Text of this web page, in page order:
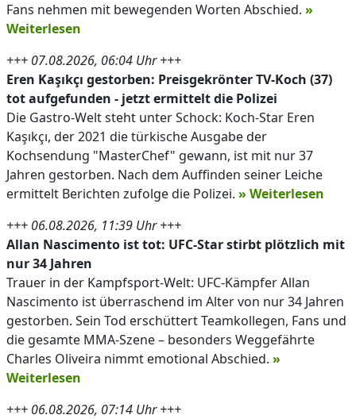
Fans nehmen mit bewegenden Worten Abschied. »
Weiterlesen
+++ 07.08.2026, 06:04 Uhr +++
Eren Kaşıkçı gestorben: Preisgekrönter TV-Koch (37)
tot aufgefunden - jetzt ermittelt die Polizei
Die Gastro-Welt steht unter Schock: Koch-Star Eren
Kaşıkçı, der 2021 die türkische Ausgabe der
Kochsendung "MasterChef" gewann, ist mit nur 37
Jahren gestorben. Nach dem Auffinden seiner Leiche
ermittelt Berichten zufolge die Polizei. » Weiterlesen
+++ 06.08.2026, 11:39 Uhr +++
Allan Nascimento ist tot: UFC-Star stirbt plötzlich mit
nur 34 Jahren
Trauer in der Kampfsport-Welt: UFC-Kämpfer Allan
Nascimento ist überraschend im Alter von nur 34 Jahren
gestorben. Sein Tod erschüttert Teamkollegen, Fans und
die gesamte MMA-Szene – besonders Weggefährte
Charles Oliveira nimmt emotional Abschied. »
Weiterlesen
+++ 06.08.2026, 07:14 Uhr +++